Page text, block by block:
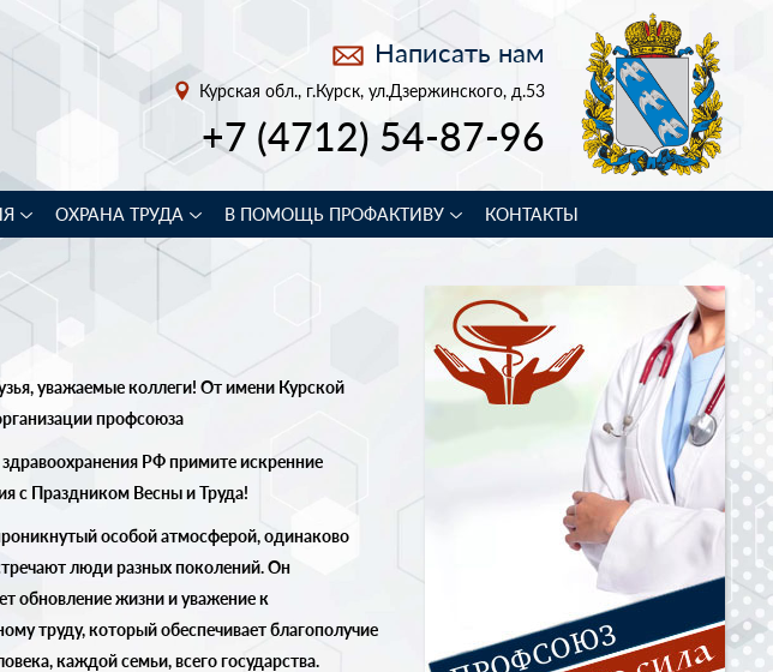
Написать нам
Курская обл., г.Курск, ул.Дзержинского, д.53
+7 (4712) 54-87-96
ОХРАНА ТРУДА В ПОМОЩЬ ПРОФАКТИВУ КОНТАКТЫ
уважаемые коллеги! От имени Курской
профсоюза
здравоохранения РФ примите искренние
с Праздником Весны и Труда!
особой атмосферой, одинаково
люди разных поколений. Он
обновление жизни и уважение к
труду, который обеспечивает благополучие
каждой семьи, всего государства.